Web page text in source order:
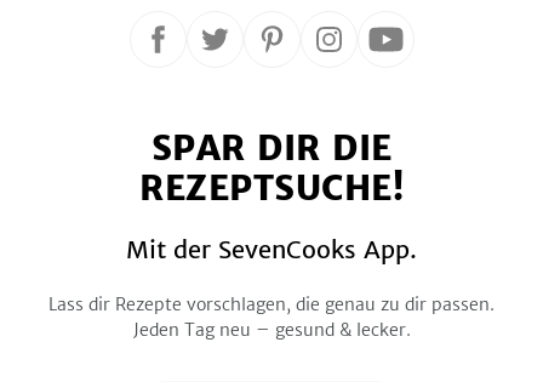
Folge
Facebook
Folge
Twitter
Folge
Pinterest
Folge
Instagram
Folge
YouTube
SPAR DIR DIE
REZEPTSUCHE!
Mit der SevenCooks App.
Lass dir Rezepte vorschlagen, die genau zu dir passen.
Jeden Tag neu – gesund & lecker.